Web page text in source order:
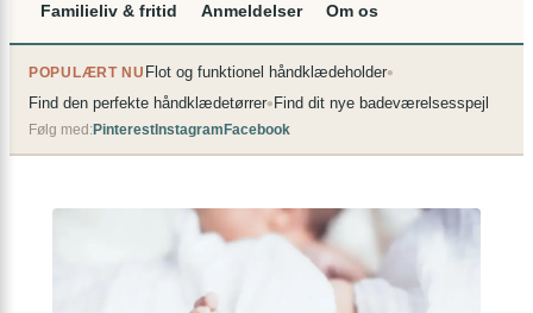
Familieliv & fritid Anmeldelser Om os
POPULÆRT NU Flot og funktionel håndklædeholder•
Find den perfekte håndklædetørrer• Find dit nye badeværelsesspejl
Følg med: Pinterest Instagram Facebook